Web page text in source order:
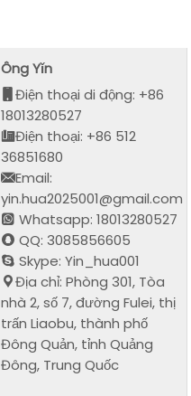
Ông Yǐn
Điện thoại di động: +86
18013280527
Điện thoại: +86 512
36851680
Email:
yin.hua2025001@gmail.com
Whatsapp: 18013280527
QQ: 3085856605
Skype: Yin_hua001
Địa chỉ: Phòng 301, Tòa
nhà 2, số 7, đường Fulei, thị
trấn Liaobu, thành phố
Đông Quản, tỉnh Quảng
Đông, Trung Quốc